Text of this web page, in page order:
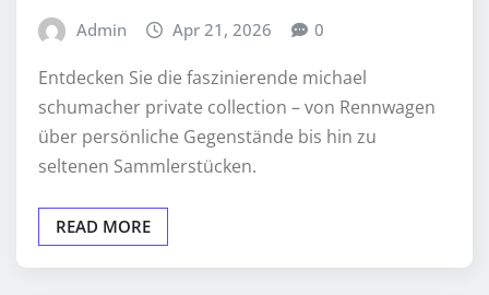
Admin Apr 21, 2026 0
Entdecken Sie die faszinierende michael
schumacher private collection – von Rennwagen
über persönliche Gegenstände bis hin zu
seltenen Sammlerstücken.
READ MORE